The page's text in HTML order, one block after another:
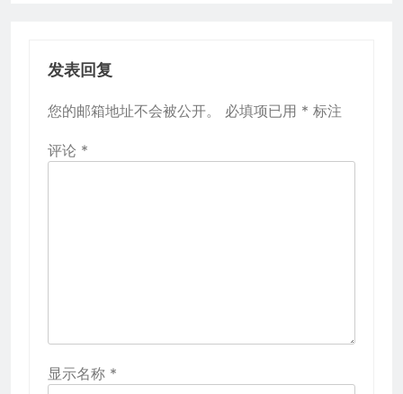
发表回复
您的邮箱地址不会被公开。 必填项已用 * 标注
评论 *
显示名称 *